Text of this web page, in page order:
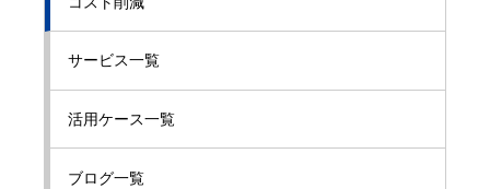
サービス一覧
活用ケース一覧
ブログ一覧